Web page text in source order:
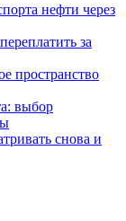
нефти через
за
пространство
выбор
снова и